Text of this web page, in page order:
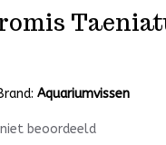
Aquariumvissen
niet beoordeeld